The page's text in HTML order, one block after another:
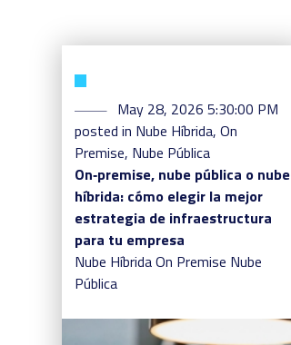
May 28, 2026 5:30:00 PM
posted in Nube Híbrida, On
Premise, Nube Pública
On‑premise, nube pública o nube
híbrida: cómo elegir la mejor
estrategia de infraestructura
para tu empresa
Nube HíbridaOn Premise Nube
Pública